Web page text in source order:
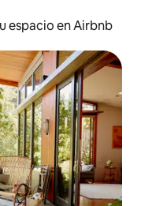
espacio en Airbnb